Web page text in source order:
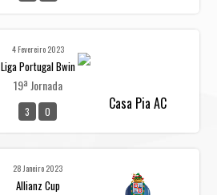
4 Fevereiro 2023
Liga Portugal Bwin
19ª Jornada
3 0 Casa Pia AC
28 Janeiro 2023
Allianz Cup